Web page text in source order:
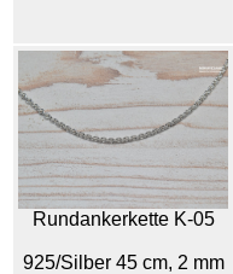
Rundankerkette K-05
925/Silber 45 cm, 2 mm